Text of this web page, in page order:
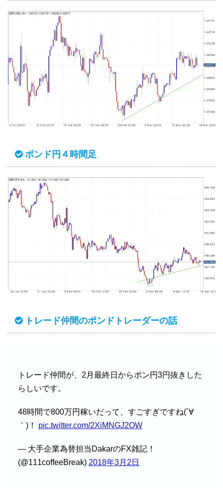
ポンド円４時間足
トレード仲間のポンドトレーダーの話
トレード仲間が、2月最終日からポン円3円抜きした
らしいです。
48時間で800万円稼いだって、すごすぎですね(´∀
｀)！ pic.twitter.com/2XiMNGJ2OW
— 大手企業為替担当DakarのFX雑記！
(@111coffeeBreak) 2018年3月2日